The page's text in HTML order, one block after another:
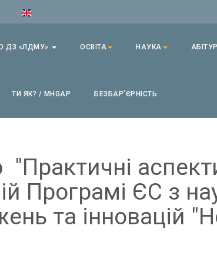
ДЗ «ЛДМУ» ОСВІТА НАУКА
ТИ ЯК? / MHGAP БЕЗБАРʼЄРНІСТЬ
"Практичні
Програмі ЄС з
та інновацій